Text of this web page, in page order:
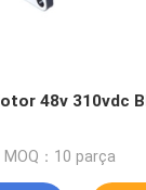
48v 310vdc
MOQ：10 parça